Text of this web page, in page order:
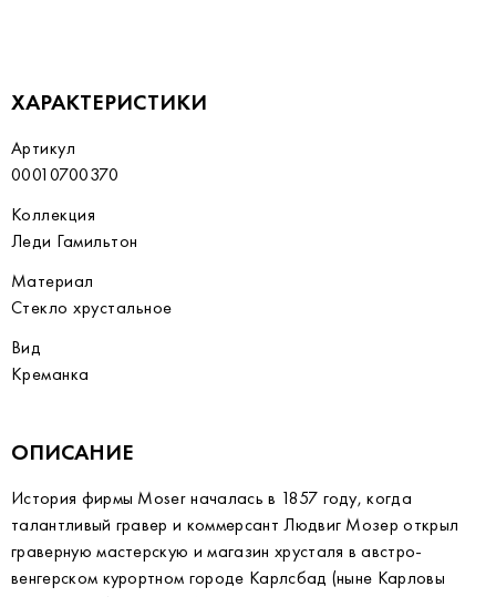
ХАРАКТЕРИСТИКИ
Артикул
00010700370
Коллекция
Леди Гамильтон
Материал
Стекло хрустальное
Вид
Креманка
ОПИСАНИЕ
История фирмы Moser началась в 1857 году, когда
талантливый гравер и коммерсант Людвиг Мозер открыл
граверную мастерскую и магазин хрусталя в австро-
венгерском курортном городе Карлсбад (ныне Карловы